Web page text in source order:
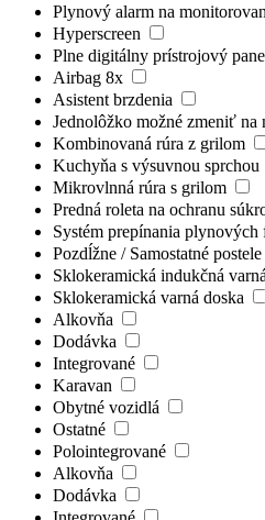
Plynový alarm na
Hyperscreen
Plne digitálny prístrojový
Airbag 8x
Asistent brzdenia
Jednolôžko možné zmeniť na
Kombinovaná rúra z grilom
Kuchyňa s výsuvnou sprchou
Mikrovlnná rúra s grilom
Predná roleta na ochranu
Systém prepínania plynových
Pozdĺžne / Samostatné postele
Sklokeramická indukčná
Sklokeramická varná doska
Alkovňa
Dodávka
Integrované
Karavan
Obytné vozidlá
Ostatné
Polointegrované
Alkovňa
Dodávka